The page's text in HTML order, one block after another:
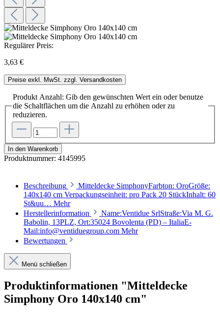
Regulärer Preis:
3,63 €
Preise exkl. MwSt. zzgl. Versandkosten
Produkt Anzahl: Gib den gewünschten Wert ein oder benutze
die Schaltflächen um die Anzahl zu erhöhen oder zu
reduzieren.
In den Warenkorb
Produktnummer: 4145995
Beschreibung
Mitteldecke SimphonyFarbton: OroGröße:
140x140 cm Verpackungseinheit: pro Pack 20 StückInhalt: 60
St&uu… Mehr
Herstellerinformation
Name:Ventidue SrlStraße:Via M. G.
Babolin, 13PLZ, Ort:35024 Bovolenta (PD) – ItaliaE-
Mail:info@ventiduegroup.com Mehr
Bewertungen
Menü schließen
Produktinformationen "Mitteldecke
Simphony Oro 140x140 cm"